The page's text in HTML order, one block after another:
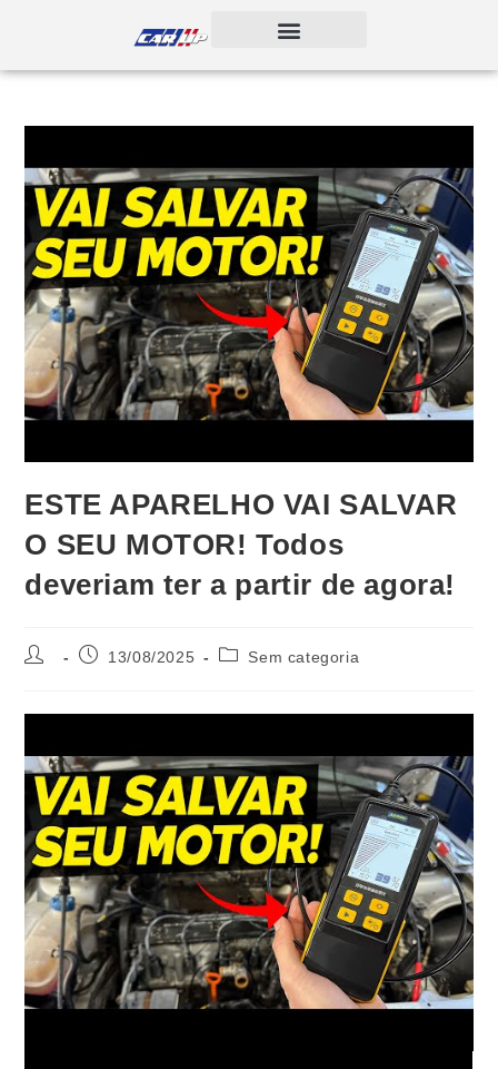
ESTE APARELHO VAI SALVAR
O SEU MOTOR! Todos
deveriam ter a partir de agora!
13/08/2025 Sem categoria